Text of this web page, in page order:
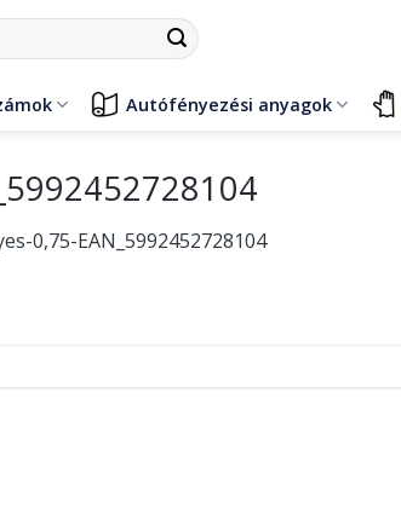
Autófényezési anyagok
0,75-EAN_5992452728104